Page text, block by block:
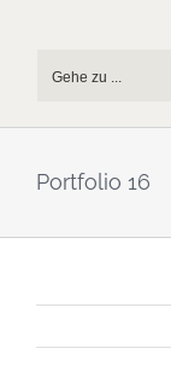
Gehe zu ...
Portfolio 16